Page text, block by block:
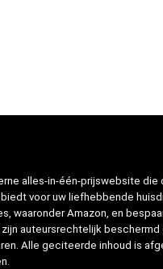
alles-in-één-prijswebsite die
voor uw liefhebbende
waaronder Amazon, en
auteursrechtelijk beschermd
Alle geciteerde inhoud is